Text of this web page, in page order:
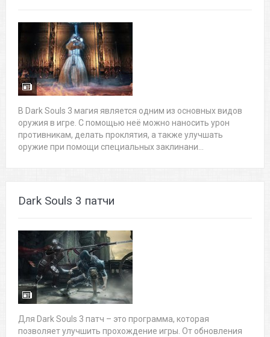
В Dark Souls 3 магия является одним из основных видов
оружия в игре. С помощью неё можно наносить урон
противникам, делать проклятия, а также улучшать
оружие при помощи специальных заклинани...
Dark Souls 3 патчи
Для Dark Souls 3 патч – это программа, которая
позволяет улучшить прохождение игры. От обновления